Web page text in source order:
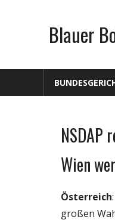
Blauer
Gesellschaft
Politik
NSDAP
Wien
Österreich
großen